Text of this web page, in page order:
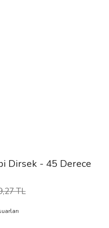
Dirsek - 45 Derece
TL